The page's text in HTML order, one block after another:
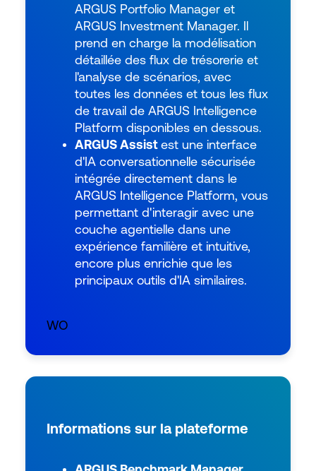
ARGUS Portfolio Manageret
ARGUS Investment Manager. Il
prend en charge la modélisation
détaillée des flux de trésorerie et
l'analyse de scénarios, avec
toutes les données et tous les flux
de travail de ARGUS Intelligence
Platform disponibles en dessous.
ARGUS Assistest une interface
d'IA conversationnelle sécurisée
intégrée directement dans le
ARGUS Intelligence Platform, vous
permettant d'interagir avec une
couche agentielle dans une
expérience familière et intuitive,
encore plus enrichie que les
principaux outils d'IA similaires.
WO
Informations sur la plateforme